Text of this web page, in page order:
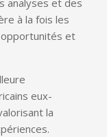
analyses et des
à la fois les
et
eux-
la